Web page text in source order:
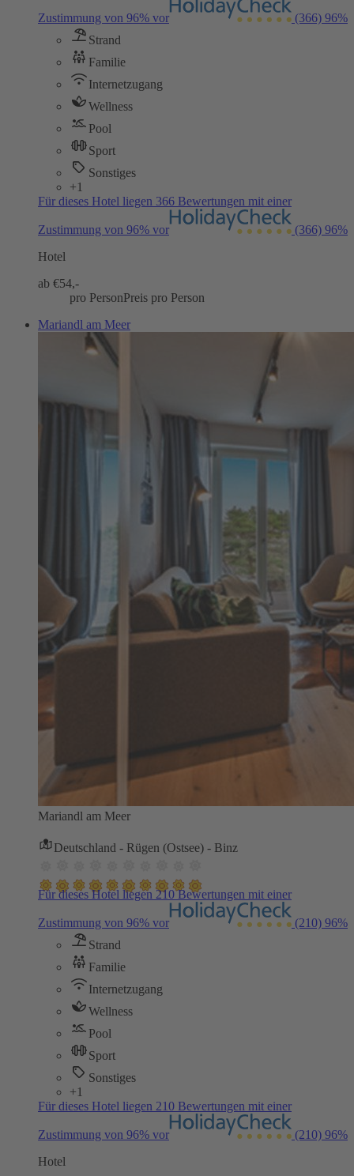
Zustimmung von 96% vor (366) 96%
Strand
Familie
Internetzugang
Wellness
Pool
Sport
Sonstiges
+1
Für dieses Hotel liegen 366 Bewertungen mit einer
Zustimmung von 96% vor (366) 96%
Hotel
ab €54,-
pro PersonPreis pro Person
Mariandl am Meer
Mariandl am Meer
Deutschland - Rügen (Ostsee) - Binz
Für dieses Hotel liegen 210 Bewertungen mit einer
Zustimmung von 96% vor (210) 96%
Strand
Familie
Internetzugang
Wellness
Pool
Sport
Sonstiges
+1
Für dieses Hotel liegen 210 Bewertungen mit einer
Zustimmung von 96% vor (210) 96%
Hotel